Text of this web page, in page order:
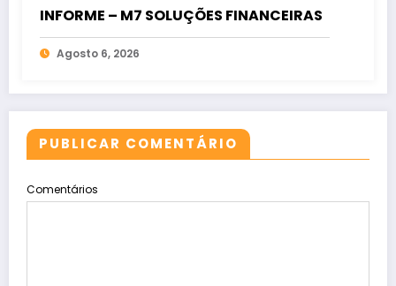
INFORME – M7 SOLUÇÕES FINANCEIRAS
Agosto 6, 2026
PUBLICAR COMENTÁRIO
Comentários